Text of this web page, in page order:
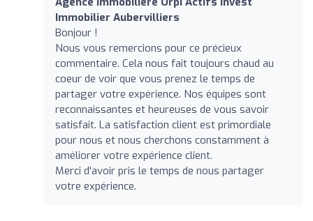
Immobilier Aubervilliers
Bonjour !
Nous vous remercions pour ce précieux
commentaire. Cela nous fait toujours chaud au
coeur de voir que vous prenez le temps de
partager votre expérience. Nos équipes sont
reconnaissantes et heureuses de vous savoir
satisfait. La satisfaction client est primordiale
pour nous et nous cherchons constamment à
améliorer votre expérience client.
Merci d'avoir pris le temps de nous partager
votre expérience.